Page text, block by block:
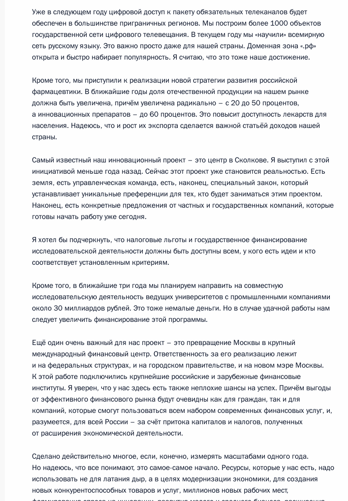
8 февраля 2011 года, 11:00
Об исполнении поручения Президента о регулировании
1 января 2012 года
26 января 2011 года, 10:30
Бетиным
11 января 2011 года, 17:50
Подписан закон, направленный на повышение эффективности
коммунального хозяйства
1 января 2011 года, 12:40
Рабочая встреча с губернатором Тульской области Вячеславом
Дудкой
23 декабря 2010 года, 16:00
Послание Президента Федеральному Собранию
30 ноября 2010 года, 13:00
в Государственной Думе
24 ноября 2010 года, 15:00
Уже в следующем году цифровой доступ к пакету обязательных телеканалов будет
обеспечен в большинстве приграничных регионов. Мы построим более 1000 объектов
государственной сети цифрового телевещания. В текущем году мы «научили» всемирную
сеть русскому языку. Это важно просто даже для нашей страны. Доменная зона «.рф»
открыта и быстро набирает популярность. Я считаю, что это тоже наше достижение.
Кроме того, мы приступили к реализации новой стратегии развития российской
фармацевтики. В ближайшие годы доля отечественной продукции на нашем рынке
должна быть увеличена, причём увеличена радикально – с 20 до 50 процентов,
а инновационных препаратов – до 60 процентов. Это повысит доступность лекарств для
населения. Надеюсь, что и рост их экспорта сделается важной статьёй доходов нашей
страны.
Самый известный наш инновационный проект – это центр в Сколкове. Я выступил с этой
инициативой меньше года назад. Сейчас этот проект уже становится реальностью. Есть
земля, есть управленческая команда, есть, наконец, специальный закон, который
устанавливает уникальные преференции для тех, кто будет заниматься этим проектом.
Наконец, есть конкретные предложения от частных и государственных компаний, которые
готовы начать работу уже сегодня.
Я хотел бы подчеркнуть, что налоговые льготы и государственное финансирование
исследовательской деятельности должны быть доступны всем, у кого есть идеи и кто
соответствует установленным критериям.
Кроме того, в ближайшие три года мы планируем направить на совместную
исследовательскую деятельность ведущих университетов с промышленными компаниями
около 30 миллиардов рублей. Это тоже немалые деньги. Но в случае удачной работы нам
следует увеличить финансирование этой программы.
Ещё один очень важный для нас проект – это превращение Москвы в крупный
международный финансовый центр. Ответственность за его реализацию лежит
и на федеральных структурах, и на городском правительстве, и на новом мэре Москвы.
К этой работе подключились крупнейшие российские и зарубежные финансовые
институты. Я уверен, что у нас здесь есть также неплохие шансы на успех. Причём выгоды
от эффективного финансового рынка будут очевидны как для граждан, так и для
компаний, которые смогут пользоваться всем набором современных финансовых услуг, и,
разумеется, для всей России – за счёт притока капиталов и налогов, полученных
от расширения экономической деятельности.
Сделано действительно многое, если, конечно, измерять масштабами одного года.
Но надеюсь, что все понимают, это самое-самое начало. Ресурсы, которые у нас есть, надо
использовать не для латания дыр, а в целях модернизации экономики, для создания
новых конкурентоспособных товаров и услуг, миллионов новых рабочих мест,